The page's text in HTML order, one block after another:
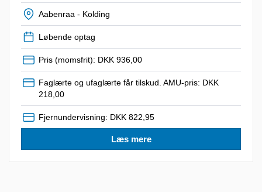
Læs mere
Aabenraa - Kolding
Løbende optag
Pris (momsfrit): DKK 936,00
Faglærte og ufaglærte får tilskud. AMU-pris: DKK
218,00
Fjernundervisning: DKK 822,95